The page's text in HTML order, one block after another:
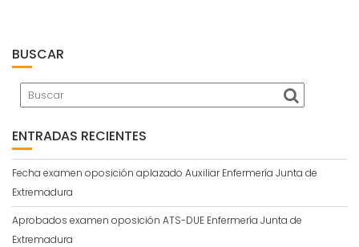
BUSCAR
ENTRADAS RECIENTES
Fecha examen oposición aplazado Auxiliar Enfermería Junta de
Extremadura
Aprobados examen oposición ATS-DUE Enfermería Junta de
Extremadura